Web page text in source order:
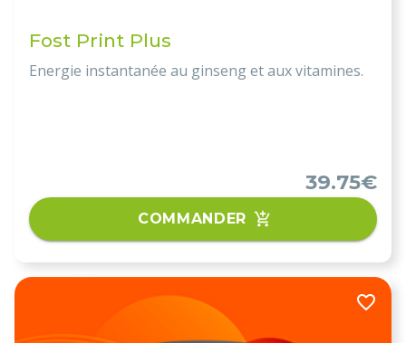
Fost Print Plus
Energie instantanée au ginseng et aux vitamines.
39.75€
COMMANDER